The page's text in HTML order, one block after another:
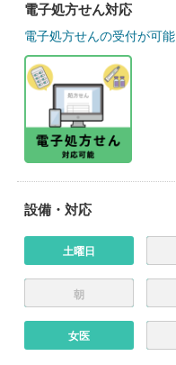
電子処方せん対応
電子処方せんの受付が可能
設備・対応
土曜日
朝
女医